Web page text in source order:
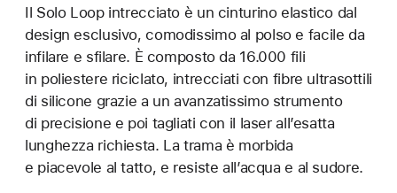
Il Solo Loop intrecciato è un cinturino elastico dal
design esclusivo, comodissimo al polso e facile da
infilare e sfilare. È composto da 16.000 fili
in poliestere riciclato, intrecciati con fibre ultrasottili
di silicone grazie a un avanzatissimo strumento
di precisione e poi tagliati con il laser all’esatta
lunghezza richiesta. La trama è morbida
e piacevole al tatto, e resiste all’acqua e al sudore.